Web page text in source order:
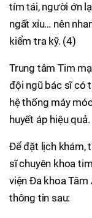
tím tái, người ớn
ngất xỉu… nên
kiểm tra kỹ. (4)
Trung tâm Tim
đội ngũ bác sĩ có
hệ thống máy
huyết áp hiệu quả.
Để đặt lịch khám,
sĩ chuyên khoa
viện Đa khoa Tâm
thông tin sau: